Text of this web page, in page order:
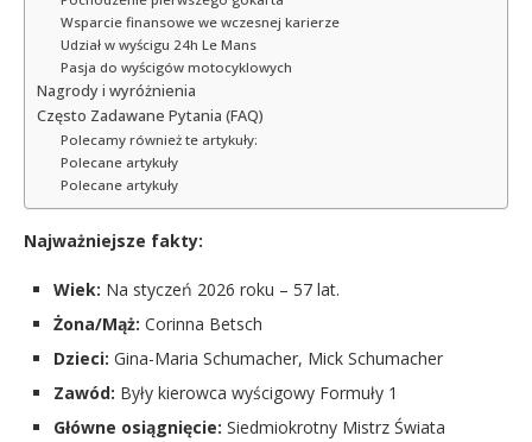
Wsparcie finansowe we wczesnej karierze
Udział w wyścigu 24h Le Mans
Pasja do wyścigów motocyklowych
Nagrody i wyróżnienia
Często Zadawane Pytania (FAQ)
Polecamy również te artykuły:
Polecane artykuły
Polecane artykuły
Najważniejsze fakty:
Wiek: Na styczeń 2026 roku – 57 lat.
Żona/Mąż: Corinna Betsch
Dzieci: Gina-Maria Schumacher, Mick Schumacher
Zawód: Były kierowca wyścigowy Formuły 1
Główne osiągnięcie: Siedmiokrotny Mistrz Świata